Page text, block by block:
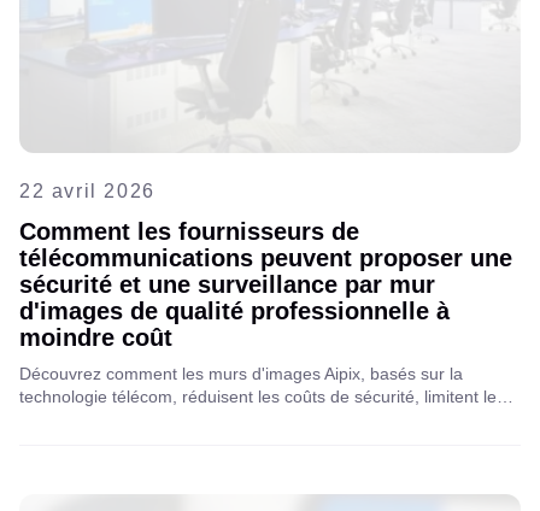
22 avril 2026
Comment les fournisseurs de
télécommunications peuvent proposer une
sécurité et une surveillance par mur
d'images de qualité professionnelle à
moindre coût
Découvrez comment les murs d'images Aipix, basés sur la
technologie télécom, réduisent les coûts de sécurité, limitent les